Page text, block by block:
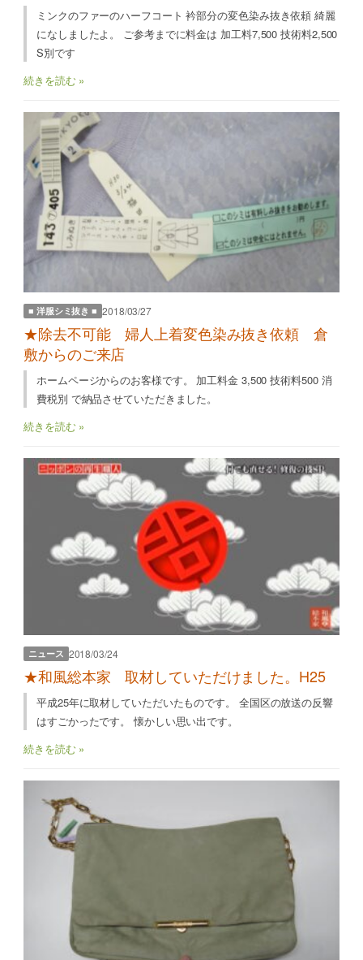
ミンクのファーのハーフコート 衿部分の変色染み抜き依頼 綺麗
になしましたよ。 ご参考までに料金は 加工料7,500 技術料2,500
S別です
続きを読む »
■ 洋服シミ抜き ■ 2018/03/27
★除去不可能 婦人上着変色染み抜き依頼 倉
敷からのご来店
ホームページからのお客様です。 加工料金 3,500 技術料500 消
費税別 で納品させていただきました。
続きを読む »
ニュース 2018/03/24
★和風総本家 取材していただけました。H25
平成25年に取材していただいたものです。 全国区の放送の反響
はすごかったです。 懐かしい思い出です。
続きを読む »